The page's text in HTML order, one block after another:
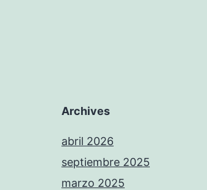
Archives
abril 2026
septiembre 2025
marzo 2025